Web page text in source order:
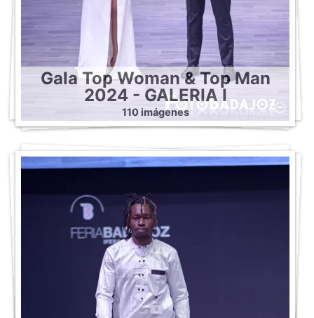
Gala Top Woman & Top Man
2024 - GALERIA I
110 imágenes